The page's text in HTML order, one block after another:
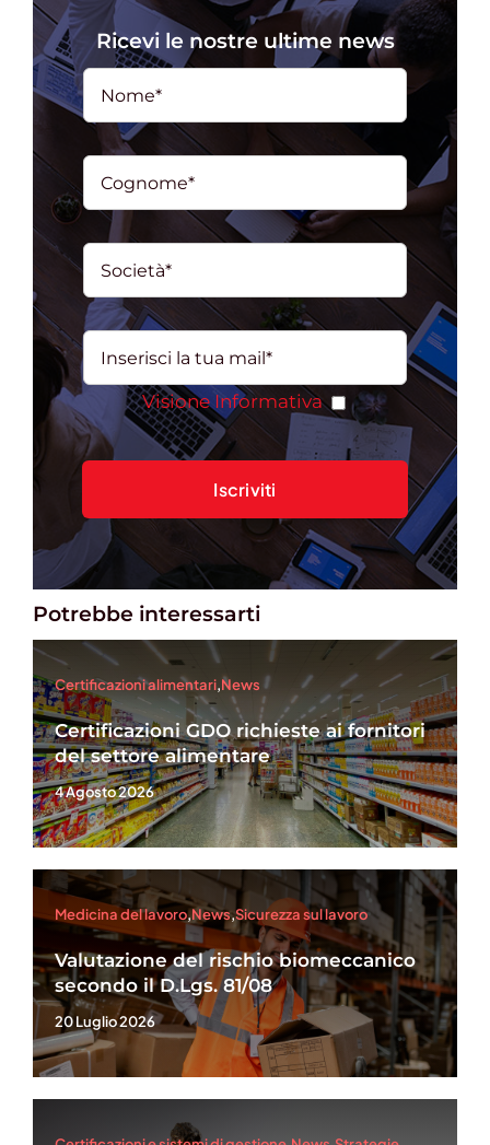
Ricevi le nostre ultime news
Visione Informativa
Potrebbe interessarti
Certificazioni alimentari,News
Certificazioni GDO richieste ai fornitori
del settore alimentare
4 Agosto 2026
Medicina del lavoro,News,Sicurezza sul lavoro
Valutazione del rischio biomeccanico
secondo il D.Lgs. 81/08
20 Luglio 2026